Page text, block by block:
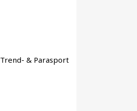
Trend- & Parasport